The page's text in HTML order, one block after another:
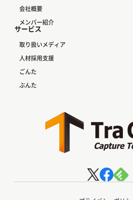
会社概要
メンバー紹介
サービス
取り扱いメディア
人材採用支援
ごんた
ぶんた